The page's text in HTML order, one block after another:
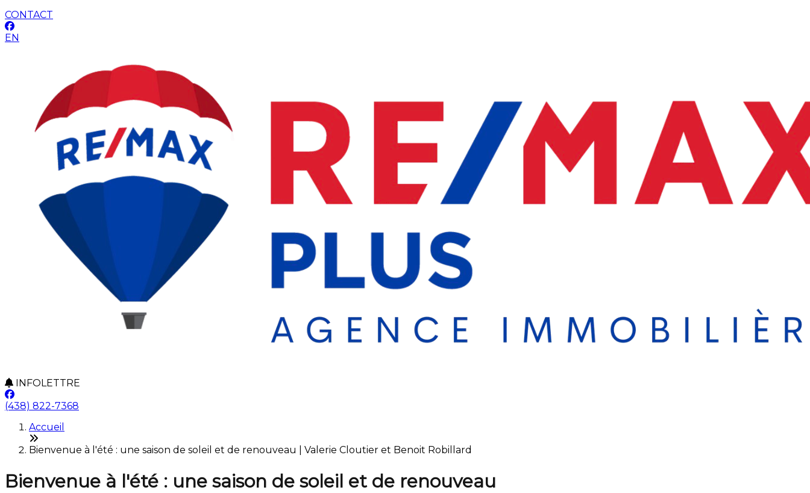
CONTACT
EN
INFOLETTRE
(438) 822-7368
Accueil
Bienvenue à l'été : une saison de soleil et de renouveau | Valerie Cloutier et Benoit Robillard
Bienvenue à l'été : une saison de soleil et de renouveau